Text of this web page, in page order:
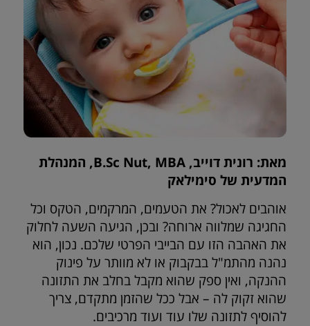
מאת: רונית דוייב, B.Sc Nut, MBA, המנהלת
המדעית של סימילאק
אוהבים לאכול? את הטעמים, המרקמים, הטקס וכל
החגיגה שמלווה ארוחה? ובכן, הגיעה השעה לחלוק
את האהבה הזו עם הבייבי הפרטי שלכם. נכון, הוא
נהנה מהתמ"ל בבקבוק או לא מוותר על פינוק
ההנקה, ואין ספק שהוא מקבל בחלב את התזונה
שהוא זקוק לה – אבל ככל שהזמן מתקדם, צריך
להוסיף לתזונה שלו עוד ועוד מרכיבים.